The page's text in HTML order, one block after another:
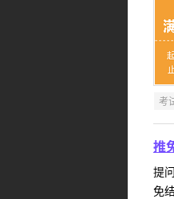
考
推
提
免